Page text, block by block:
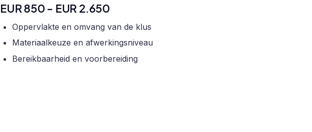
EUR 850 - EUR 2.650
Oppervlakte en omvang van de klus
Materiaalkeuze en afwerkingsniveau
Bereikbaarheid en voorbereiding